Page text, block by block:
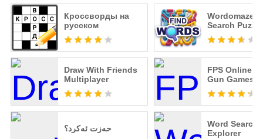
খেলোয়াড়ের পছন্দ এবং প্রভাব: গেমের সময় আপনার পছন্দ এবং ক্রিয়াগুলি
গল্পটি কীভাবে উন্মোচিত হয় এবং শেষ হয় তা প্রভাবিত করতে পারে।
খেলোয়াড়ের পছন্দের গুরুত্বের উপর জোর দেওয়া হয়, কারণ খেলোয়াড়ের
বিচার ও সিদ্ধান্ত ফোনের মাধ্যমে জড়িত চরিত্রের সাথে সম্পর্ক এবং গেমের
সমাপ্তিতে প্রতিফলিত হয়।
সাউন্ড এবং সাউন্ড এফেক্ট: ভয়েস এবং সাউন্ড ইফেক্ট ফোন গেমে গুরুত্বপূর্ণ
ভূমিকা পালন করে। ভয়ঙ্কর কণ্ঠস্বর, নীরবতা এবং হঠাৎ শব্দ, কোলাহল
ইত্যাদি খেলোয়াড়ের ভয়কে উদ্দীপিত করে এবং উপস্থিতির বোধকে বাড়িয়ে
তোলে।
Кроссворды на
русском
Wordomaze -
Search Puzzle
Draw With Friends
Multiplayer
FPS Online
Gun Games
حەزت ئەکرد؟
Word Search
Explorer